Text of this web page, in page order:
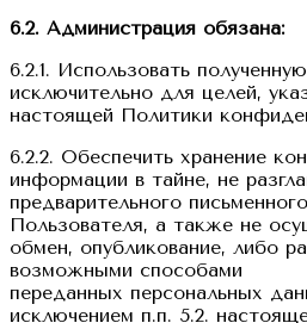
6.2. Администрация обязана:
6.2.1. Использовать
исключительно для целей,
настоящей Политики
6.2.2. Обеспечить хранение
информации в тайне, не
предварительного
Пользователя, а также не
обмен, опубликование, либо
возможными способами
переданных персональных
исключением п.п. 5.2.